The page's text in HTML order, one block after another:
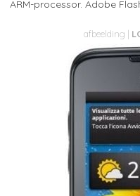
ARM-processor. Adobe